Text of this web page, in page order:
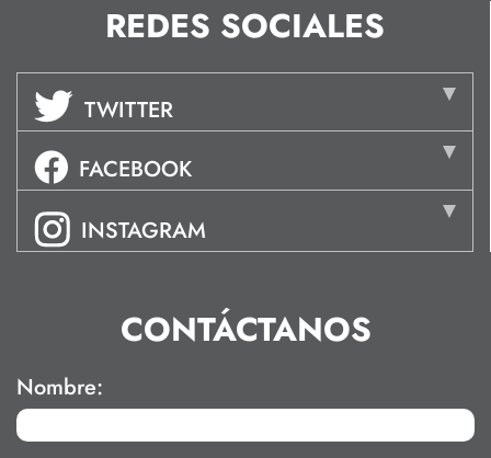
REDES SOCIALES
TWITTER
FACEBOOK
INSTAGRAM
CONTÁCTANOS
Nombre: